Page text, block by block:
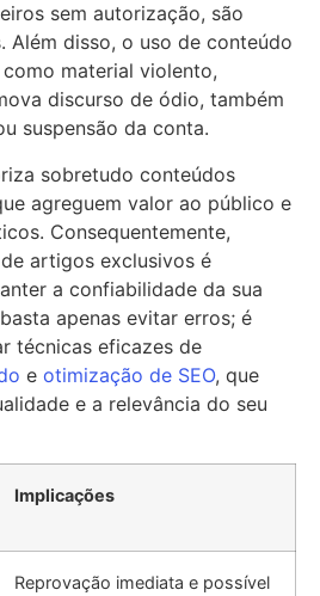
sem autorização, são
Além disso, o uso de conteúdo
material violento,
discurso de ódio, também
suspensão da conta.
sobretudo conteúdos
agreguem valor ao público e
Consequentemente,
artigos exclusivos é
a confiabilidade da sua
apenas evitar erros; é
técnicas eficazes de
e otimização de SEO, que
e a relevância do seu
Implicações
Reprovação imediata e possível